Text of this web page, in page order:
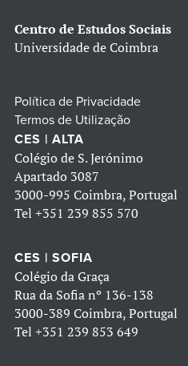
Centro de Estudos Sociais
Universidade de Coimbra
Política de Privacidade
Termos de Utilização
CES | ALTA
Colégio de S. Jerónimo
Apartado 3087
3000-995 Coimbra, Portugal
Tel +351 239 855 570
CES | SOFIA
Colégio da Graça
Rua da Sofia nº 136-138
3000-389 Coimbra, Portugal
Tel +351 239 853 649